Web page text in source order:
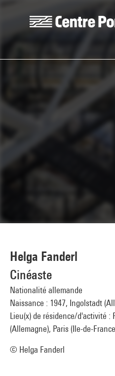
Helga Fanderl
Cinéaste
Nationalité allemande
Naissance : 1947, Ingolstadt
Lieu(x) de résidence/d'activité :
(Allemagne), Paris (Ile-de-
© Helga Fanderl